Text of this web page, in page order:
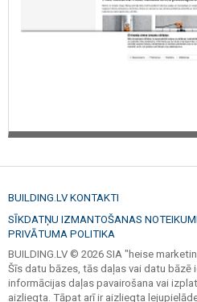
BUILDING.LV KONTAKTI
SĪKDATŅU IZMANTOŠANAS NOTEIKUMI
PRIVĀTUMA POLITIKA
BUILDING.LV © 2026 SIA "heise
Šīs datu bāzes, tās daļas vai datu bāzē
informācijas daļas pavairošana vai
aizliegta. Tāpat arī ir aizliegta